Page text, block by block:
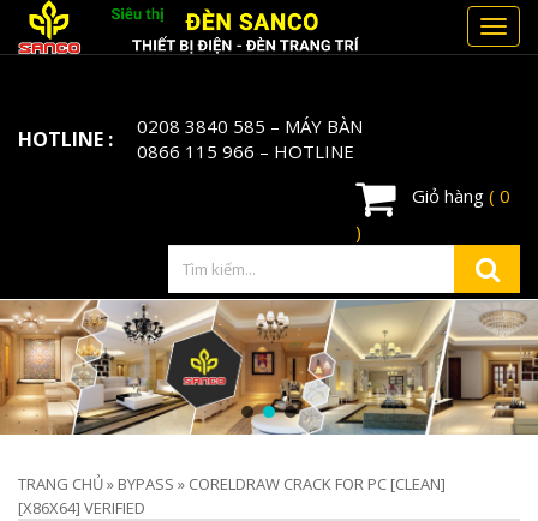
HOTLINE : 0208 3840 585 – MÁY BÀN
0866 115 966 – HOTLINE
Giỏ hàng ( 0
)
TRANG CHỦ» BYPASS » CORELDRAW CRACK FOR PC [CLEAN]
[X86X64] VERIFIED